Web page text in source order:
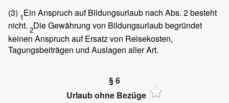
(3) 1Ein Anspruch auf Bildungsurlaub nach Abs. 2 besteht
nicht. 2Die Gewährung von Bildungsurlaub begründet
keinen Anspruch auf Ersatz von Reisekosten,
Tagungsbeiträgen und Auslagen aller Art.
§ 6
Urlaub ohne Bezüge